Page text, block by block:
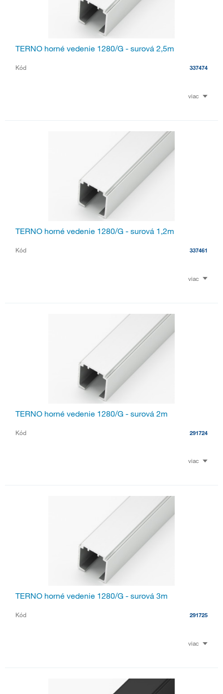
TERNO horné vedenie 1280/G - surová 2,5m
Kód 337474
viac
TERNO horné vedenie 1280/G - surová 1,2m
Kód 337461
viac
TERNO horné vedenie 1280/G - surová 2m
Kód 291724
viac
TERNO horné vedenie 1280/G - surová 3m
Kód 291725
viac